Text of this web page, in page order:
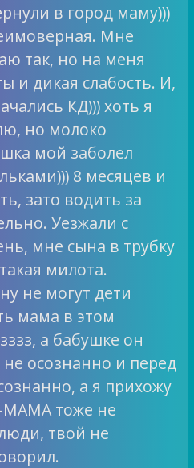
в город маму)))
Мне
так, но на меня
и дикая слабость. И,
КД))) хоть я
но молоко
мой заболел
8 месяцев и
зато водить за
Уезжали с
мне сына в трубку
милота.
не могут дети
мама в этом
а бабушке он
осознанно и перед
а я прихожу
тоже не
твой не